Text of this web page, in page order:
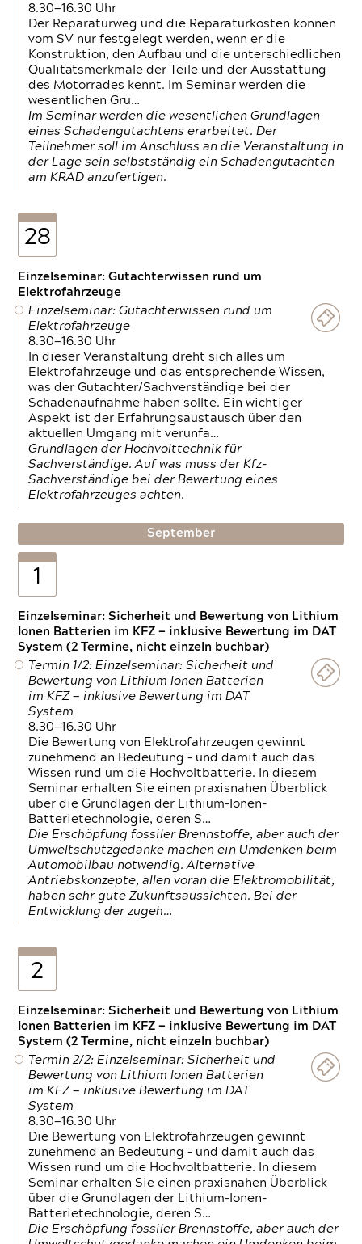
8.30—16.30 Uhr
Der Reparaturweg und die Reparaturkosten können
vom SV nur festgelegt werden, wenn er die
Konstruktion, den Aufbau und die unterschiedlichen
Qualitätsmerkmale der Teile und der Ausstattung
des Motorrades kennt. Im Seminar werden die
wesentlichen Gru…
Im Seminar werden die wesentlichen Grundlagen
eines Schadengutachtens erarbeitet. Der
Teilnehmer soll im Anschluss an die Veranstaltung in
der Lage sein selbstständig ein Schadengutachten
am KRAD anzufertigen.
28
Einzelseminar: Gutachterwissen rund um
Elektrofahrzeuge
Einzelseminar: Gutachterwissen rund um
Elektrofahrzeuge
8.30—16.30 Uhr
In dieser Veranstaltung dreht sich alles um
Elektrofahrzeuge und das entsprechende Wissen,
was der Gutachter/Sachverständige bei der
Schadenaufnahme haben sollte. Ein wichtiger
Aspekt ist der Erfahrungsaustausch über den
aktuellen Umgang mit verunfa…
Grundlagen der Hochvolttechnik für
Sachverständige. Auf was muss der Kfz-
Sachverständige bei der Bewertung eines
Elektrofahrzeuges achten.
September
1
Einzelseminar: Sicherheit und Bewertung von Lithium
Ionen Batterien im KFZ — inklusive Bewertung im DAT
System (2 Termine, nicht einzeln buchbar)
Termin 1/2: Einzelseminar: Sicherheit und
Bewertung von Lithium Ionen Batterien
im KFZ — inklusive Bewertung im DAT
System
8.30—16.30 Uhr
Die Bewertung von Elektrofahrzeugen gewinnt
zunehmend an Bedeutung – und damit auch das
Wissen rund um die Hochvoltbatterie. In diesem
Seminar erhalten Sie einen praxisnahen Überblick
über die Grundlagen der Lithium-Ionen-
Batterietechnologie, deren S…
Die Erschöpfung fossiler Brennstoffe, aber auch der
Umweltschutzgedanke machen ein Umdenken beim
Automobilbau notwendig. Alternative
Antriebskonzepte, allen voran die Elektromobilität,
haben sehr gute Zukunftsaussichten. Bei der
Entwicklung der zugeh…
2
Einzelseminar: Sicherheit und Bewertung von Lithium
Ionen Batterien im KFZ — inklusive Bewertung im DAT
System (2 Termine, nicht einzeln buchbar)
Termin 2/2: Einzelseminar: Sicherheit und
Bewertung von Lithium Ionen Batterien
im KFZ — inklusive Bewertung im DAT
System
8.30—16.30 Uhr
Die Bewertung von Elektrofahrzeugen gewinnt
zunehmend an Bedeutung – und damit auch das
Wissen rund um die Hochvoltbatterie. In diesem
Seminar erhalten Sie einen praxisnahen Überblick
über die Grundlagen der Lithium-Ionen-
Batterietechnologie, deren S…
Die Erschöpfung fossiler Brennstoffe, aber auch der